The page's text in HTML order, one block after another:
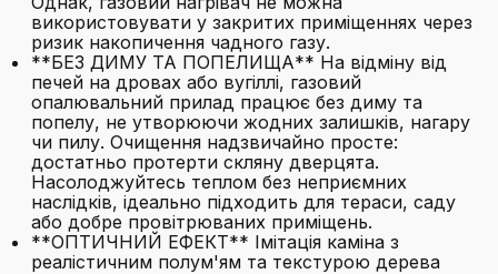
використовувати у закритих приміщеннях через
ризик накопичення чадного газу.
**БЕЗ ДИМУ ТА ПОПЕЛИЩА** На відміну від
печей на дровах або вугіллі, газовий
опалювальний прилад працює без диму та
попелу, не утворюючи жодних залишків, нагару
чи пилу. Очищення надзвичайно просте:
достатньо протерти скляну дверцята.
Насолоджуйтесь теплом без неприємних
наслідків, ідеально підходить для тераси, саду
або добре провітрюваних приміщень.
**ОПТИЧНИЙ ЕФЕКТ** Імітація каміна з
реалістичним полум'ям та текстурою дерева